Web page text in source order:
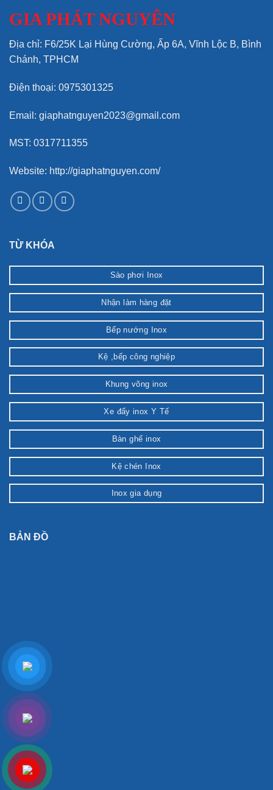
GIA PHÁT NGUYÊN
Địa chỉ: F6/25K Lại Hùng Cường, Ấp 6A, Vĩnh Lộc B, Bình
Chánh, TPHCM
Điện thoại: 0975301325
Email: giaphatnguyen2023@gmail.com
MST: 0317711355
Website: http://giaphatnguyen.com/
TỪ KHÓA
Sào phơi Inox
Nhận làm hàng đặt
Bếp nướng Inox
Kệ ,bếp công nghiệp
Khung võng inox
Xe đẩy inox Y Tế
Bàn ghế inox
Kệ chén Inox
Inox gia dụng
BẢN ĐỒ